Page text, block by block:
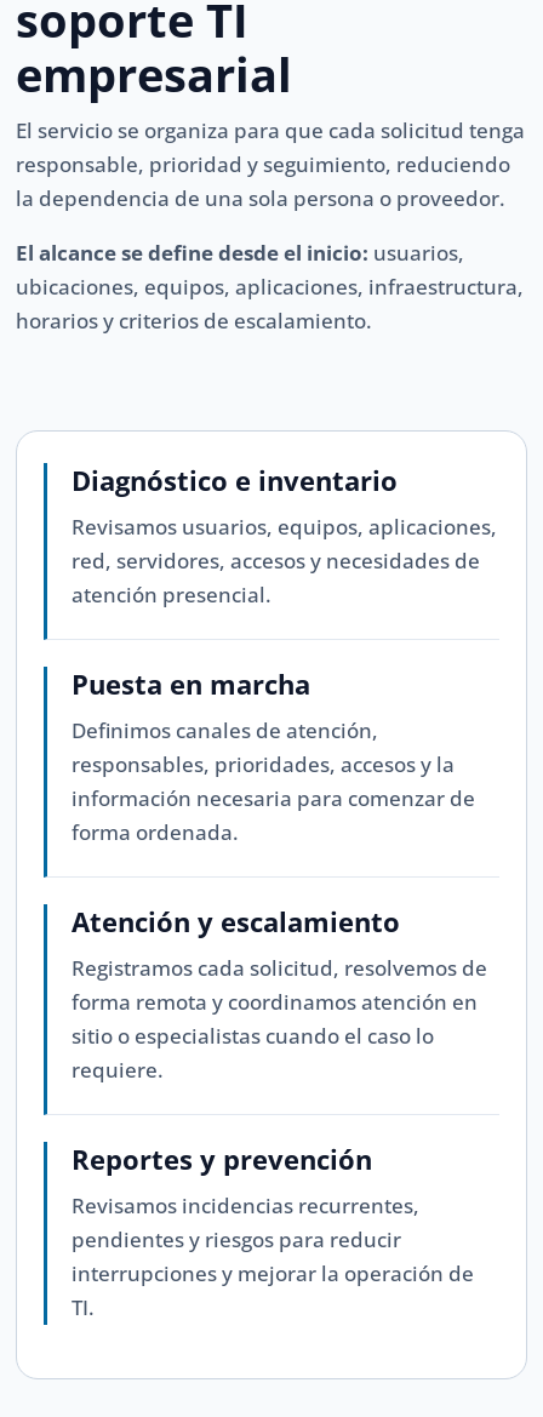
soporte TI
empresarial
El servicio se organiza para que cada solicitud tenga
responsable, prioridad y seguimiento, reduciendo
la dependencia de una sola persona o proveedor.
El alcance se define desde el inicio: usuarios,
ubicaciones, equipos, aplicaciones, infraestructura,
horarios y criterios de escalamiento.
Diagnóstico e inventario
Revisamos usuarios, equipos, aplicaciones,
red, servidores, accesos y necesidades de
atención presencial.
Puesta en marcha
Definimos canales de atención,
responsables, prioridades, accesos y la
información necesaria para comenzar de
forma ordenada.
Atención y escalamiento
Registramos cada solicitud, resolvemos de
forma remota y coordinamos atención en
sitio o especialistas cuando el caso lo
requiere.
Reportes y prevención
Revisamos incidencias recurrentes,
pendientes y riesgos para reducir
interrupciones y mejorar la operación de
TI.